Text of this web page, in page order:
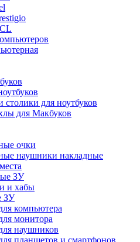
столики для ноутбуков
для Макбуков
очки
наушники накладные
ЗУ
и хабы
ЗУ
компьютера
монитора
наушников
планшетов и смартфонов